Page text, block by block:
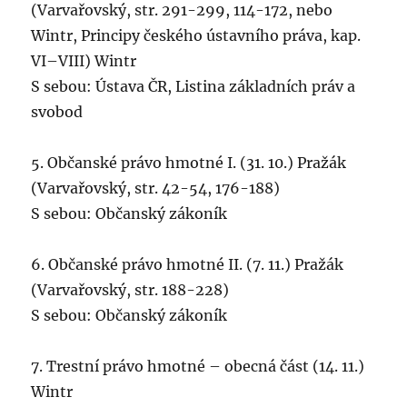
(Varvařovský, str. 291-299, 114-172, nebo
Wintr, Principy českého ústavního práva, kap.
VI–VIII) Wintr
S sebou: Ústava ČR, Listina základních práv a
svobod
5. Občanské právo hmotné I. (31. 10.) Pražák
(Varvařovský, str. 42-54, 176-188)
S sebou: Občanský zákoník
6. Občanské právo hmotné II. (7. 11.) Pražák
(Varvařovský, str. 188-228)
S sebou: Občanský zákoník
7. Trestní právo hmotné – obecná část (14. 11.)
Wintr